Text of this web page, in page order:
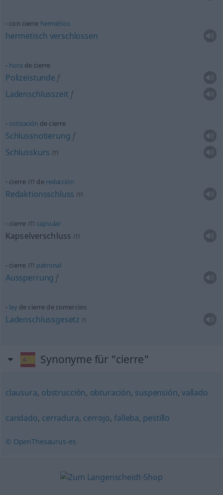
con cierre hermético
hermetisch verschlossen
hora de cierre
Polizeistunde f
Ladenschlusszeit f
cotización de cierre
Schlussnotierung f
Schlusskurs m
cierre m de redacción
Redaktionsschluss m
cierre m capsular
Kapselverschluss m
cierre m patronal
Aussperrung f
leyde cierre de comercios
Ladenschlussgesetz n
Synonyme für "cierre"
clausura, obstrucción, obturación, suspensión, vallado
candado, cerradura, cerrojo,falleba, pestillo
© OpenThesaurus-es